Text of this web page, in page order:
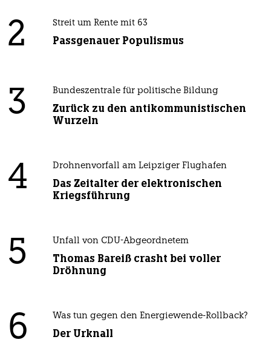
2 Streit um Rente mit 63
Passgenauer Populismus
3 Bundeszentrale für politische Bildung
Zurück zu den antikommunistischen
Wurzeln
4 Drohnenvorfall am Leipziger Flughafen
Das Zeitalter der elektronischen
Kriegsführung
5 Unfall von CDU-Abgeordnetem
Thomas Bareiß crasht bei voller
Dröhnung
6 Was tun gegen den Energiewende-Rollback?
Der Urknall